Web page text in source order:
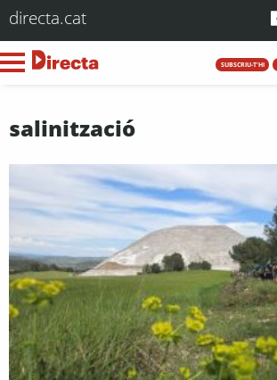
directa.cat
SUBSCRIU-T'HI
salinització